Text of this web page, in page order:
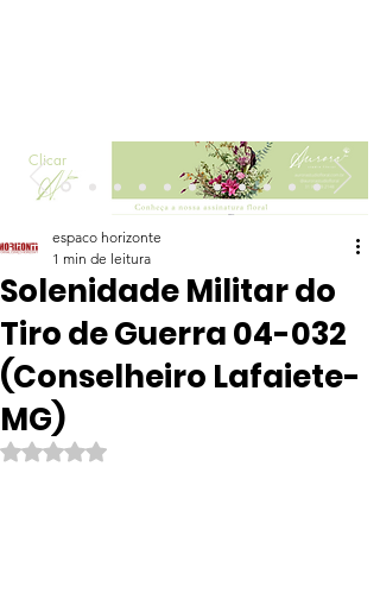
Clicar
Solenidade Militar do
Tiro de Guerra 04-032
(Conselheiro Lafaiete-
MG)
espaco horizonte
1 min de leitura
Avaliado com NaN de 5 estrelas.